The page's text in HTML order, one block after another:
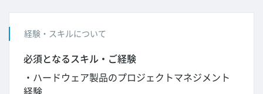
経験・スキルについて
必須となるスキル・ご経験
・ハードウェア製品のプロジェクトマネジメント
経験